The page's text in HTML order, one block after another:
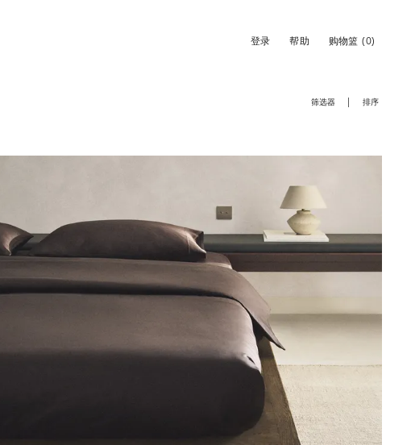
登录 帮助 购物篮 (0)
筛选器 排序